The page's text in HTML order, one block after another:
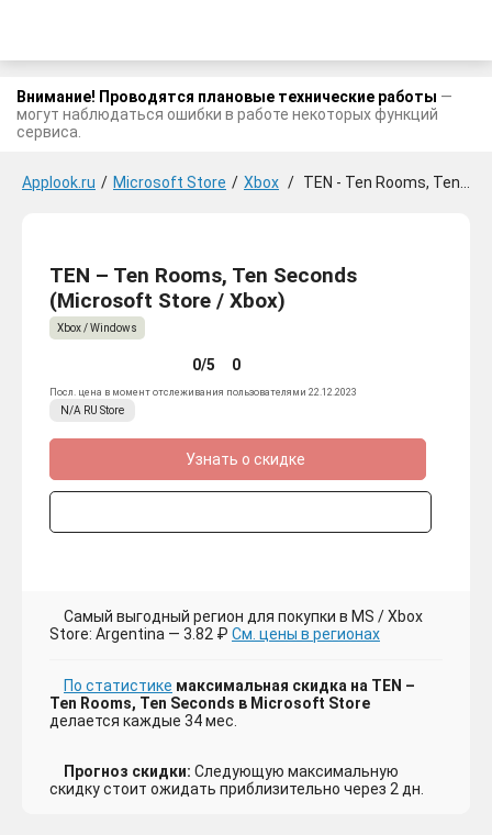
Внимание! Проводятся плановые технические работы —
могут наблюдаться ошибки в работе некоторых функций
сервиса.
Applook.ru / Microsoft Store / Xbox / TEN - Ten Rooms, Ten Seconds
TEN – Ten Rooms, Ten Seconds
(Microsoft Store / Xbox)
Xbox / Windows
0/5 0
Посл. цена в момент отслеживания пользователями 22.12.2023
N/A RU Store
Узнать о скидке
Самый выгодный регион для покупки в MS / Xbox
Store: Argentina — 3.82 ₽ См. цены в регионах
По статистике максимальная скидка на TEN –
Ten Rooms, Ten Seconds в Microsoft Store
делается каждые 34 мес.
Прогноз скидки: Следующую максимальную
скидку стоит ожидать приблизительно через 2 дн.